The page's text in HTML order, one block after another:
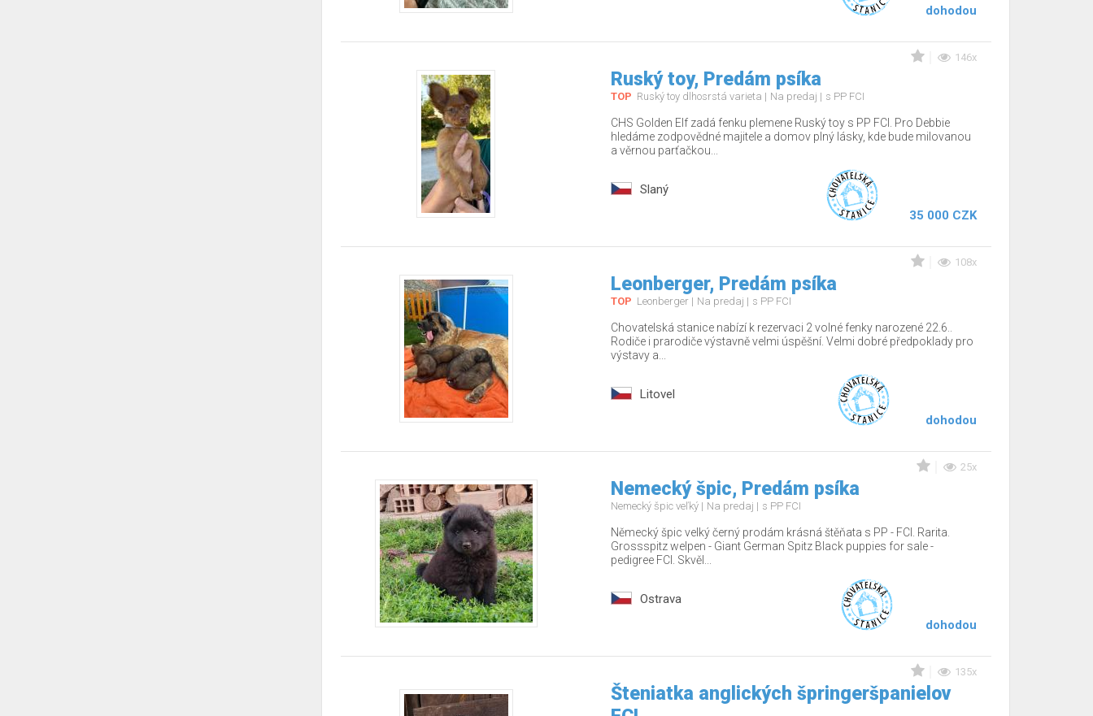
dohodou
146x
Ruský toy, Predám psíka
TOP Ruský toy dlhosrstá varieta Na predaj s PP FCI
CHS Golden Elf zadá fenku plemene Ruský toy s PP FCI. Pro Debbie
hledáme zodpovědné majitele a domov plný lásky, kde bude milovanou
a věrnou parťačkou...
Slaný
35 000 CZK
108x
Leonberger, Predám psíka
TOP Leonberger Na predaj s PP FCI
Chovatelská stanice nabízí k rezervaci 2 volné fenky narozené 22.6..
Rodiče i prarodiče výstavně velmi úspěšní. Velmi dobré předpoklady pro
výstavy a...
Litovel
dohodou
25x
Nemecký špic, Predám psíka
Nemecký špic veľký Na predaj s PP FCI
Německý špic velký černý prodám krásná štěňata s PP - FCI. Rarita.
Grossspitz welpen - Giant German Spitz Black puppies for sale -
pedigree FCI. Skvěl...
Ostrava
dohodou
135x
Šteniatka anglických špringeršpanielov